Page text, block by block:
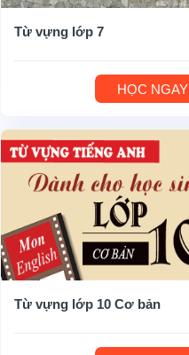
Từ vựng lớp 7
HỌC NGAY
Từ vựng lớp 10 Cơ bản